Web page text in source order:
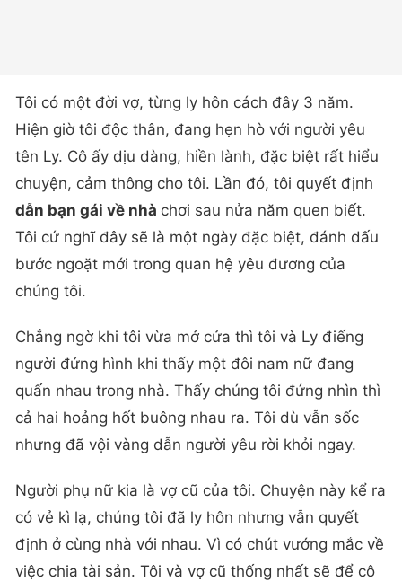
Tôi có một đời vợ, từng ly hôn cách đây 3 năm.
Hiện giờ tôi độc thân, đang hẹn hò với người yêu
tên Ly. Cô ấy dịu dàng, hiền lành, đặc biệt rất hiểu
chuyện, cảm thông cho tôi. Lần đó, tôi quyết định
dẫn bạn gái về nhà chơi sau nửa năm quen biết.
Tôi cứ nghĩ đây sẽ là một ngày đặc biệt, đánh dấu
bước ngoặt mới trong quan hệ yêu đương của
chúng tôi.
Chẳng ngờ khi tôi vừa mở cửa thì tôi và Ly điếng
người đứng hình khi thấy một đôi nam nữ đang
quấn nhau trong nhà. Thấy chúng tôi đứng nhìn thì
cả hai hoảng hốt buông nhau ra. Tôi dù vẫn sốc
nhưng đã vội vàng dẫn người yêu rời khỏi ngay.
Người phụ nữ kia là vợ cũ của tôi. Chuyện này kể ra
có vẻ kì lạ, chúng tôi đã ly hôn nhưng vẫn quyết
định ở cùng nhà với nhau. Vì có chút vướng mắc về
việc chia tài sản. Tôi và vợ cũ thống nhất sẽ để cô